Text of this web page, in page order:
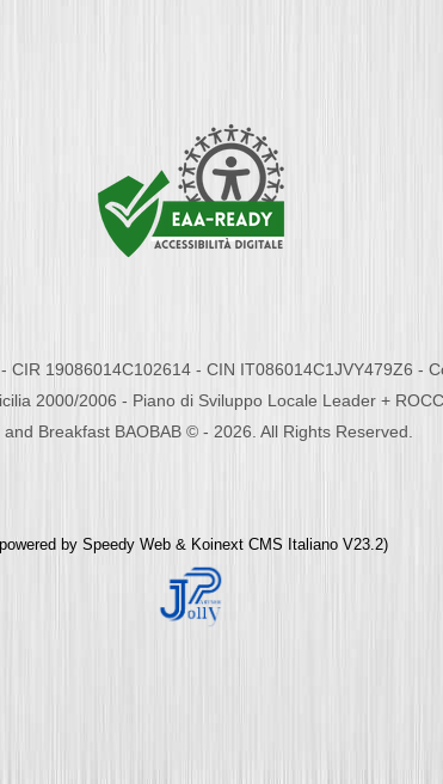
19086014C102614 - CIN IT086014C1JVY479Z6 -
2000/2006 - Piano di Sviluppo Locale Leader +
and Breakfast BAOBAB © - 2026. All Rights Reserved.
by Speedy Web & Koinext CMS Italiano V23.2)